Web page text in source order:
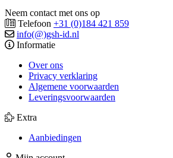
Neem contact met ons op
Telefoon +31 (0)184 421 859
info(@)gsh-id.nl
Informatie
Over ons
Privacy verklaring
Algemene voorwaarden
Leveringsvoorwaarden
Extra
Aanbiedingen